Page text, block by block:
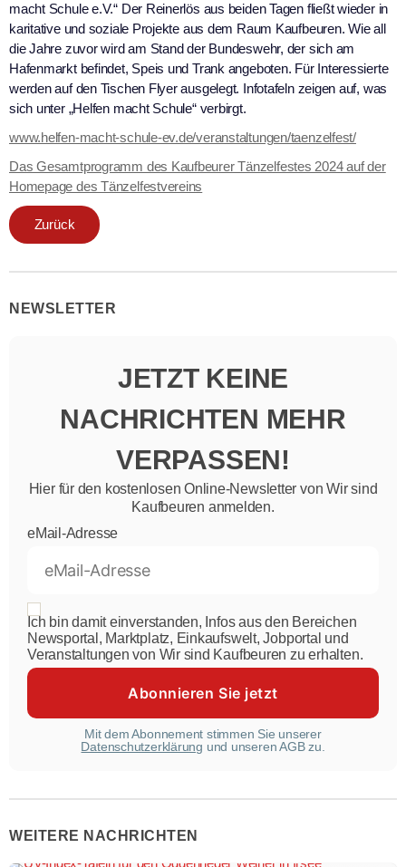
macht Schule e.V.“ Der Reinerlös aus beiden Tagen fließt wieder in
karitative und soziale Projekte aus dem Raum Kaufbeuren. Wie all
die Jahre zuvor wird am Stand der Bundeswehr, der sich am
Hafenmarkt befindet, Speis und Trank angeboten. Für Interessierte
werden auf den Tischen Flyer ausgelegt. Infotafeln zeigen auf, was
sich unter „Helfen macht Schule“ verbirgt.
www.helfen-macht-schule-ev.de/veranstaltungen/taenzelfest/
Das Gesamtprogramm des Kaufbeurer Tänzelfestes 2024 auf der
Homepage des Tänzelfestvereins
Zurück
NEWSLETTER
JETZT KEINE
NACHRICHTEN MEHR
VERPASSEN!
Hier für den kostenlosen Online-Newsletter von Wir sind
Kaufbeuren anmelden.
eMail-Adresse
Ich bin damit einverstanden, Infos aus den Bereichen
Newsportal, Marktplatz, Einkaufswelt, Jobportal und
Veranstaltungen von Wir sind Kaufbeuren zu erhalten.
Mit dem Abonnement stimmen Sie unserer
Datenschutzerklärung und unseren AGB zu.
WEITERE NACHRICHTEN